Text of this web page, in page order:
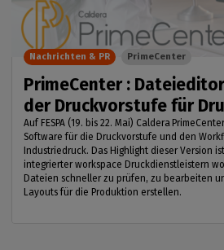
PrimeCenter :
der Druckvorstufe für
Auf FESPA (19. bis 22. Mai) Caldera
Software für die Druckvorstufe und den
Industriedruck. Das Highlight dieser Version
integrierter workspace Druckdienstleistern
Dateien schneller zu prüfen, zu bearbeiten
Layouts für die Produktion erstellen.
Nachrichten & PR PrimeCenter